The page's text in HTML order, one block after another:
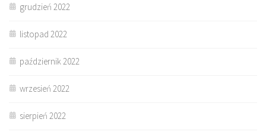
grudzień 2022
listopad 2022
październik 2022
wrzesień 2022
sierpień 2022